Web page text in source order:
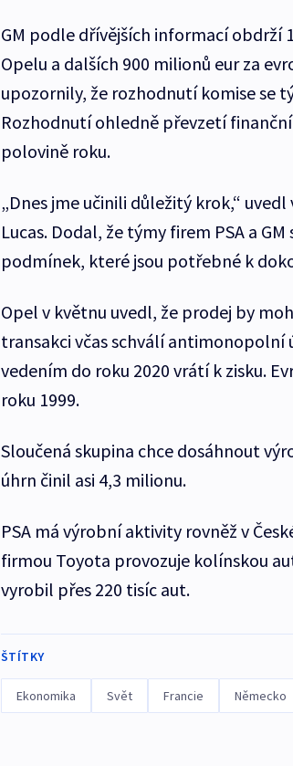
GM podle dřívějších informací obdrží
Opelu a dalších 900 milionů eur za
upozornily, že rozhodnutí komise se
Rozhodnutí ohledně převzetí
polovině roku.
„Dnes jme učinili důležitý krok,“
Lucas. Dodal, že týmy firem PSA a
podmínek, které jsou potřebné k
Opel v květnu uvedl, že prodej by
transakci včas schválí antimonopolní
vedením do roku 2020 vrátí k zisku.
roku 1999.
Sloučená skupina chce dosáhnout
úhrn činil asi 4,3 milionu.
PSA má výrobní aktivity rovněž v
firmou Toyota provozuje kolínskou
vyrobil přes 220 tisíc aut.
ŠTÍTKY
Ekonomika Svět Francie Německo